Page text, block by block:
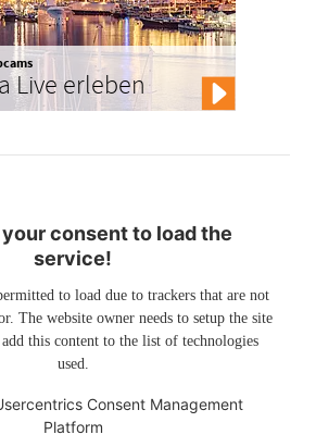
Live erleben
consent to load the
service!
to load due to trackers that are not
The website owner needs to setup the site
this content to the list of technologies
used.
Consent Management
Platform